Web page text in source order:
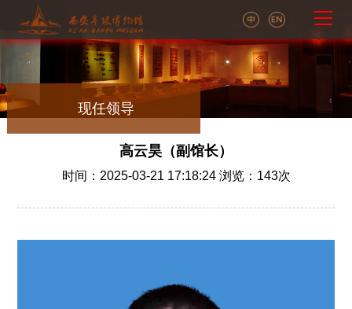
现任领导
高云昊（副馆长）
时间：2025-03-21 17:18:24 浏览： 143次